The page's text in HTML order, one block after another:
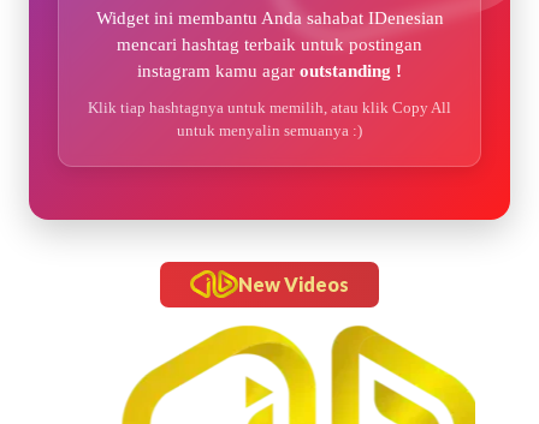
Widget ini membantu Anda sahabat IDenesian
mencari hashtag terbaik untuk postingan
instagram kamu agar outstanding !
Klik tiap hashtagnya untuk memilih, atau klik Copy All
untuk menyalin semuanya :)
New Videos